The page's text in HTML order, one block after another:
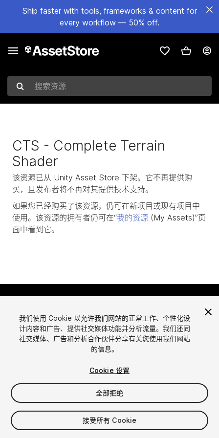
Ship faster with tools, frameworks & content for
every workflow — 50% off.
搜索资源
CTS - Complete Terrain
Shader
该资源已从 Unity Asset Store 下架。它不再提供购
买，且发布者将不再对其提供技术支持。
如果您已经购买了该资源，仍可在新项目或现有项目中
使用。该资源的拥有者仍可在“我的资源 (My Assets)”页
面中看到它。
简体中文
한국어
通过Unity出售资源
出售资源
资源上传指南
资源商店工具
常见问题
我们使用 Cookie 以允许我们网站的正常工作、个性化设
计内容和广告、提供社交媒体功能并分析流量。我们还同
社交媒体、广告和分析合作伙伴分享有关您使用我们网站
的信息。
Cookie 设置
全部拒绝
接受所有 Cookie